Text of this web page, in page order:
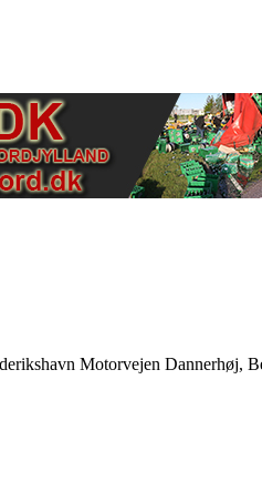
Motorvejen Dannerhøj,